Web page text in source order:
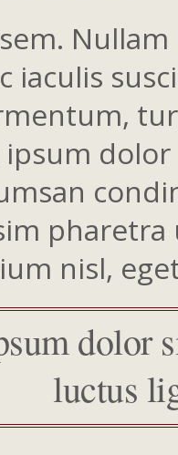
iaculis
nisl,
dolor
luctus